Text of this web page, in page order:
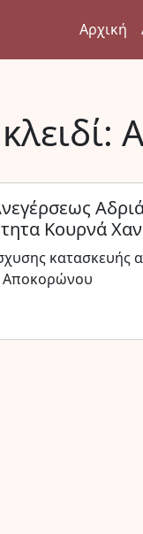
Αρχική
Κουρνά
Αποκορώνου